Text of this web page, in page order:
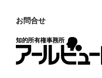
お問合せ